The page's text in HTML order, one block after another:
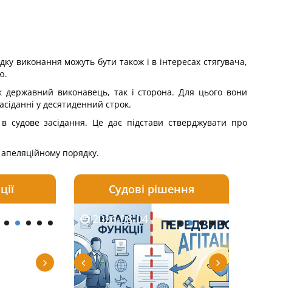
виконання можуть бути також і в інтересах стягувача,
державний виконавець, так і сторона. Для цього вони
у десятиденний строк.
засідання. Це дає підстави стверджувати про
порядку.
2026-08-04 2026-08-06
2026-08-03 2026-08-03
2026-08-05 2026-08-05
Судові рішення
2026-08-04